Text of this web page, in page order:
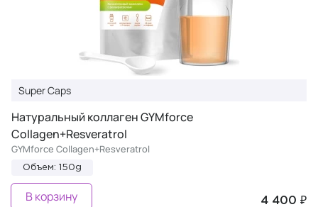
Super Caps
Натуральный коллаген GYMforce
Collagen+Resveratrol
GYMforce Collagen+Resveratrol
Объем: 150g
4 400 ₽
В корзину